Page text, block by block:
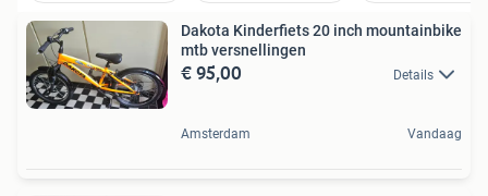
Dakota Kinderfiets 20 inch mountainbike
mtb versnellingen
€ 95,00 Details
Amsterdam Vandaag